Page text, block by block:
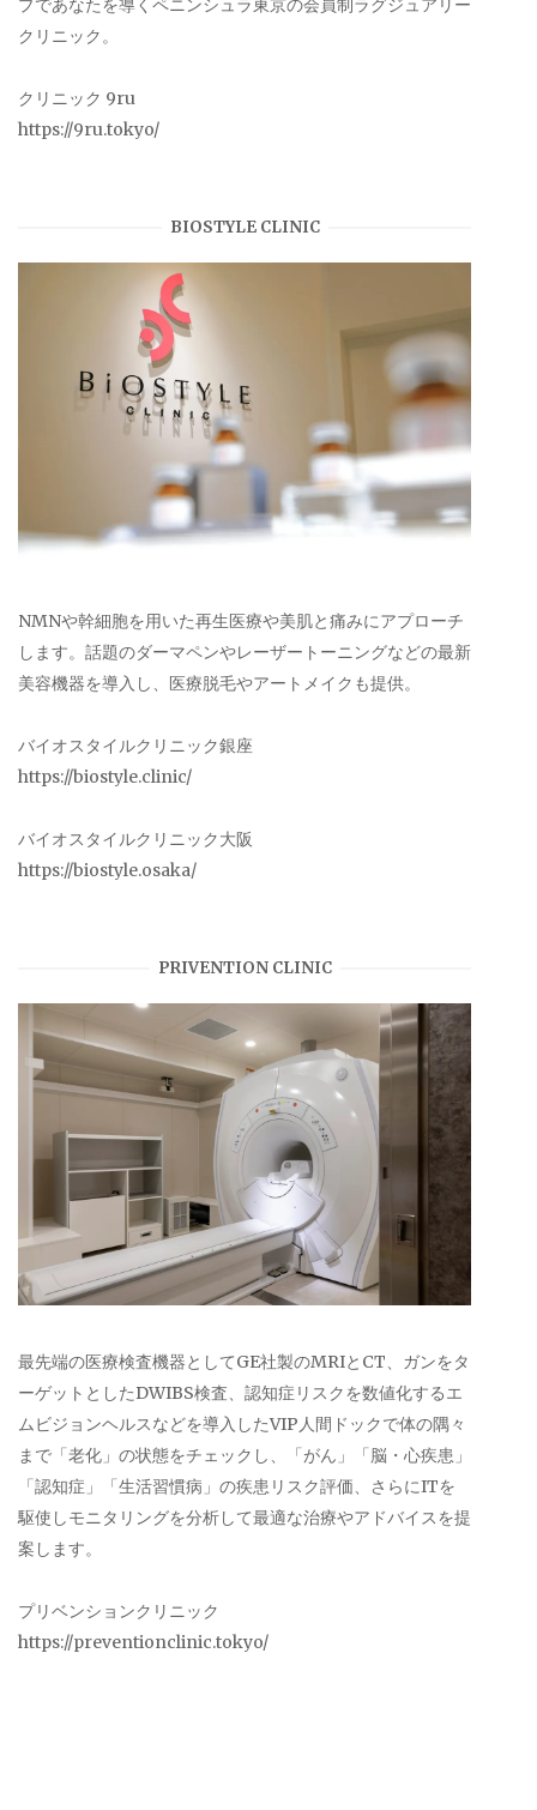
プであなたを導くペニンシュラ東京の会員制ラグジュアリー
クリニック。
クリニック 9ru
https://9ru.tokyo/
BIOSTYLE CLINIC
NMNや幹細胞を用いた再生医療や美肌と痛みにアプローチ
します。話題のダーマペンやレーザートーニングなどの最新
美容機器を導入し、医療脱毛やアートメイクも提供。
バイオスタイルクリニック銀座
https://biostyle.clinic/
バイオスタイルクリニック大阪
https://biostyle.osaka/
PRIVENTION CLINIC
最先端の医療検査機器としてGE社製のMRIとCT、ガンをタ
ーゲットとしたDWIBS検査、認知症リスクを数値化するエ
ムビジョンヘルスなどを導入したVIP人間ドックで体の隅々
まで「老化」の状態をチェックし、「がん」「脳・心疾患」
「認知症」「生活習慣病」の疾患リスク評価、さらにITを
駆使しモニタリングを分析して最適な治療やアドバイスを提
案します。
プリベンションクリニック
https://preventionclinic.tokyo/